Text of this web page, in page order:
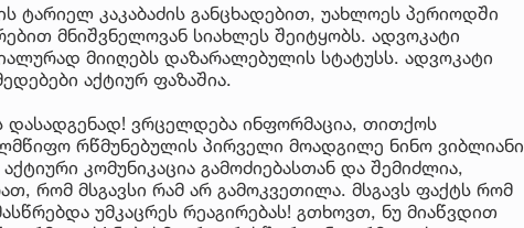
ტარიელ კაკაბაძის განცხადებით, უახლოეს პერიოდში
მნიშვნელოვან სიახლეს შეიტყობს. ადვოკატი
მიიღებს დაზარალებულის სტატუსს. ადვოკატი
აქტიურ ფაზაშია.
ვრცელდება ინფორმაცია, თითქოს
რწმუნებულის პირველი მოადგილე ნინო ვიბლიანი
კომუნიკაცია გამოძიებასთან და შემიძლია,
რომ მსგავსი რამ არ გამოკვეთილა. მსგავს ფაქტს რომ
უმკაცრეს რეაგირებას! გთხოვთ, ნუ მიაწვდით